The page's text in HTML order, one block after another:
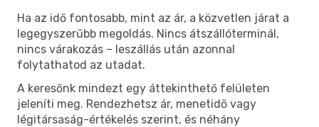
Ha az idő fontosabb, mint az ár, a közvetlen járat a
legegyszerűbb megoldás. Nincs átszállóterminál,
nincs várakozás – leszállás után azonnal
folytathatod az utadat.
A keresőnk mindezt egy áttekinthető felületen
jeleníti meg. Rendezhetsz ár, menetidő vagy
légitársaság-értékelés szerint, és néhány